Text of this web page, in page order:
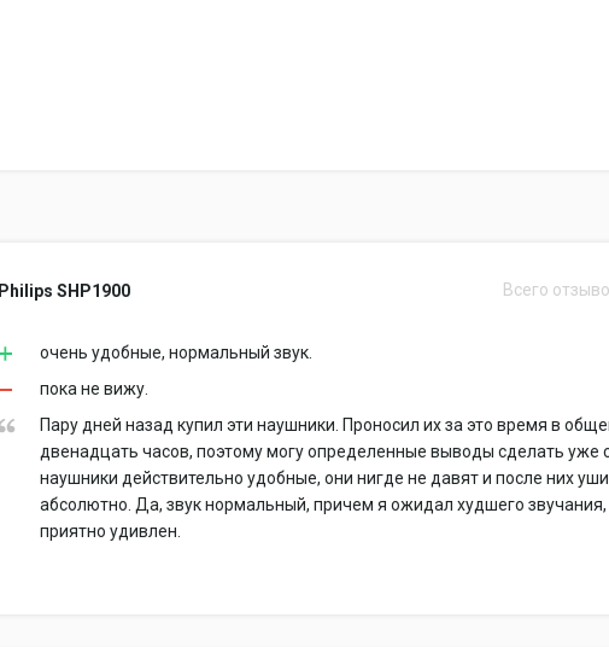
Philips SHP1900 Всего
очень удобные, нормальный звук.
пока не вижу.
Пару дней назад купил эти наушники. Проносил их за это время в
двенадцать часов, поэтому могу определенные выводы сделать уже
наушники действительно удобные, они нигде не давят и после них
абсолютно. Да, звук нормальный, причем я ожидал худшего
приятно удивлен.